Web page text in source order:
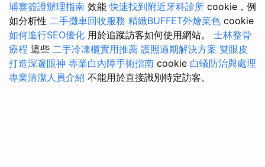
埔寨簽證辦理指南 效能快速找到附近牙科診所 cookie，例
如分析性 二手攤車回收服務 精緻BUFFET外燴菜色 cookie
如何進行SEO優化 用於追蹤訪客如何使用網站。 士林整骨
療程 這些 二手冷凍櫃實用推薦 護照過期解決方案 雙眼皮
打造深邃眼神 專業白內障手術指南 cookie 白蟻防治與處理
專業清潔人員介紹 不能用於直接識別特定訪客。